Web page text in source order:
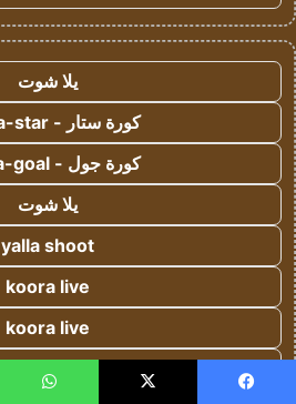
يلا شوت
كورة ستار - koora-star
كورة جول - koora-goal
يلا شوت
yalla shoot
koora live
koora live
يلا شوت